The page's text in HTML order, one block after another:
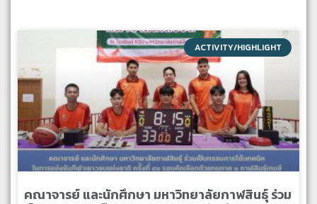
ACTIVITY/HIGHLIGHT
คณาจารย์ และนักศึกษา มหาวิทยาลัยกาฬสินธุ์ ร่วม